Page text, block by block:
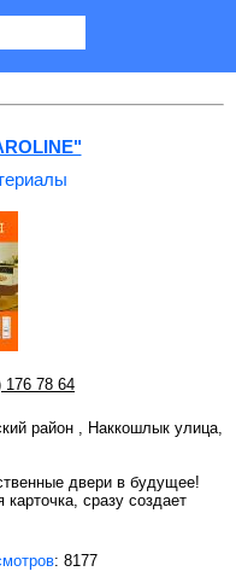
176 78 64
район , Наккошлык улица,
двери в будущее!
сразу создает
: 8177